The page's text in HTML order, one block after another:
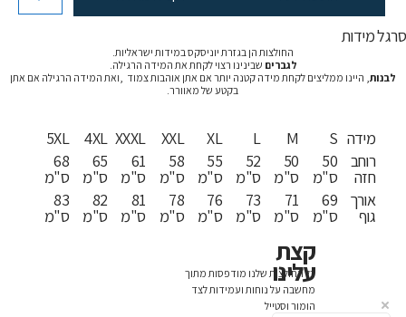
סרגל מידות
החולצות הן בגזרת יוניסקס במידות ישראליות.
לגברים שבינינו רצוי לקחת את המידה הרגילה.
לבנות, היינו ממליצים לקחת מידה קטנה יותר אם אתן אוהבות צמוד ,ואת המידה הרגילה אם אתן
בקטע של מאוורר.
5XL
68
ס"מ
83
ס"מ
4XL
65
ס"מ
82
ס"מ
XXXL
61
ס"מ
81
ס"מ
XXL
58
ס"מ
78
ס"מ
XL
55
ס"מ
76
ס"מ
L
52
ס"מ
73
ס"מ
M
50
ס"מ
71
ס"מ
S
50
ס"מ
69
ס"מ
מידה
רוחב
חזה
אורך
גוף
כל החולצות שלנו מודפסות מתוך
מחשבה על נוחות ועמידות לצד
הומור וסטייל
קצת
עלינו